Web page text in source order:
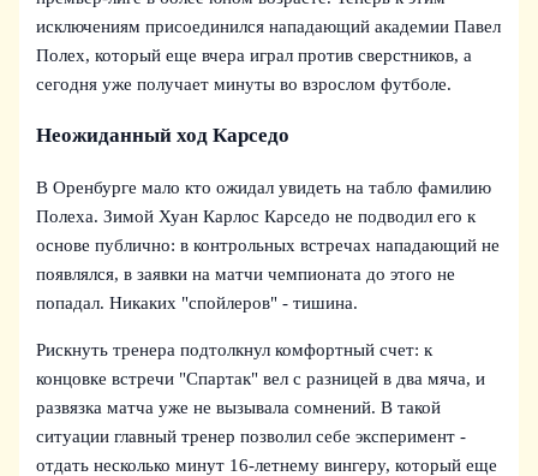
исключениям присоединился нападающий академии Павел
Полех, который еще вчера играл против сверстников, а
сегодня уже получает минуты во взрослом футболе.
Неожиданный ход Карседо
В Оренбурге мало кто ожидал увидеть на табло фамилию
Полеха. Зимой Хуан Карлос Карседо не подводил его к
основе публично: в контрольных встречах нападающий не
появлялся, в заявки на матчи чемпионата до этого не
попадал. Никаких "спойлеров" - тишина.
Рискнуть тренера подтолкнул комфортный счет: к
концовке встречи "Спартак" вел с разницей в два мяча, и
развязка матча уже не вызывала сомнений. В такой
ситуации главный тренер позволил себе эксперимент -
отдать несколько минут 16-летнему вингеру, который еще